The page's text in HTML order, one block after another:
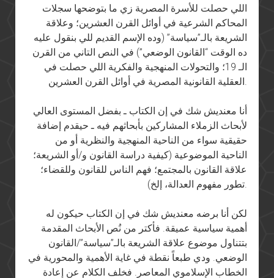
اللي حصلت للأسرة المصرية زي ما بتوضحها سجلات
المحاكم الشرعية في أوائل القرن العشرين؛ وعلاقة
الشريعة بالـ”سياسة” (وده الإسم القديم للي بنقول عليه
ده الوقت “القانون الوضعي”) في النص التاني من القرن
الـ 19؛ والتحولات المنهجية والفكرية اللي حصلت في
أنا معنديش شك في إن الكتاب ـ بفضل المستوى العالي
لأبحاث الزملاء المشاركين بأبحاثهم فيه ـ حيقدم إضافة
حقيقية سواء من الناحية المنهجية والنظرية أو من
الناحية الموضوعية (كيفية دراسة القانون و/أو الشريعة؛
علاقة القانون بالمجتمع؛ فهم الناس للقانون وللقضاء؛
لكن أنا برضه معنديش شك في إن الكتاب حيكون له
أهمية سياسية عميقة. فأكتر من نُص الأبحاث المقدمة
بتتناول موضوع علاقة الشريعة بالـ”سياسة”/القانون
الوضعي. ودي طبعاً نقطة في غاية الأهمية والمحورية في
الخطاب الإسلاموي المعاصر. فخلف الكلام عن إعادة